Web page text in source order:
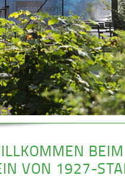
BEIM
VON 1927-